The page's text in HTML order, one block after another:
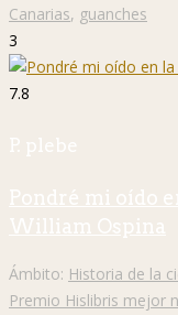
Canarias, guanches
3
7.8
P. plebe
Pondré mi oído
William Ospina
Ámbito: Historia de la
Premio Hislibris mejor